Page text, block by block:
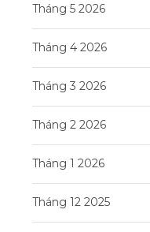
Tháng 5 2026
Tháng 4 2026
Tháng 3 2026
Tháng 2 2026
Tháng 1 2026
Tháng 12 2025